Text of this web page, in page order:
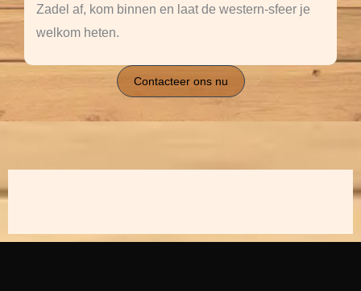
Zadel af, kom binnen en laat de western-sfeer je
welkom heten.
Contacteer ons nu